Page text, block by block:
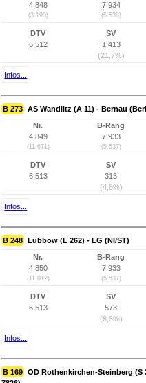
4.848
(3.190)
7.934
(5.538)
DTV
6.512
SV
1.413
(21,7%)
Infos...
B 273 AS Wandlitz (A 11) - Bernau
Nr.
4.849
(11.671)
B-Rang
7.933
(5.537)
DTV
6.513
SV
313
(4,8%)
Infos...
B 248 Lübbow (L 262) - LG (NI/ST)
Nr.
4.850
(11.012)
B-Rang
7.933
(5.537)
DTV
6.513
SV
573
(8,8%)
Infos...
B 169 OD Rothenkirchen-Steinberg (S